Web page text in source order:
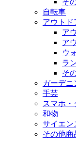
そ
自転車
アウトド
ア
ア
ウ
ラ
そ
ガーデニ
手芸
スマホ・
和物
サイエン
その他商